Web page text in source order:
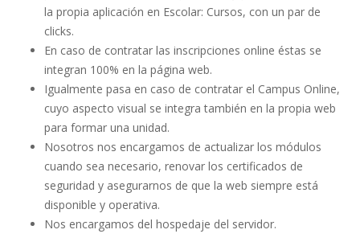
la propia aplicación en Escolar: Cursos, con un par de
clicks.
En caso de contratar las inscripciones online éstas se
integran 100% en la página web.
Igualmente pasa en caso de contratar el Campus Online,
cuyo aspecto visual se integra también en la propia web
para formar una unidad.
Nosotros nos encargamos de actualizar los módulos
cuando sea necesario, renovar los certificados de
seguridad y asegurarnos de que la web siempre está
disponible y operativa.
Nos encargamos del hospedaje del servidor.